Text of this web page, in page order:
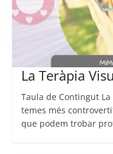
La Teràpia
Taula de Contingut
temes més
que podem trobar